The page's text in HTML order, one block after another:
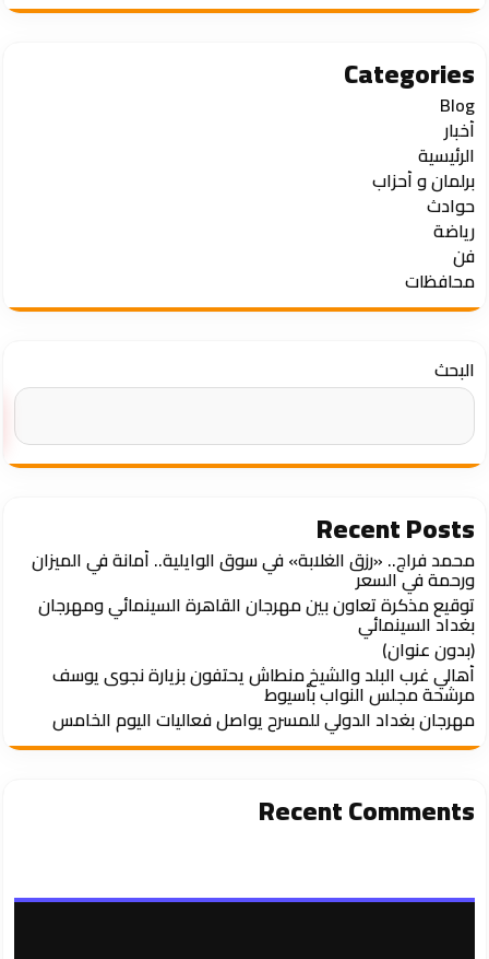
Categories
Blog
أخبار
الرئيسية
برلمان و أحزاب
حوادث
رياضة
فن
محافظات
البحث
Recent Posts
محمد فراج.. «رزق الغلابة» في سوق الوايلية.. أمانة في الميزان
ورحمة في السعر
توقيع مذكرة تعاون بين مهرجان القاهرة السينمائي ومهرجان
بغداد السينمائي
(بدون عنوان)
أهالي غرب البلد والشيخ منطاش يحتفون بزيارة نجوى يوسف
مرشحة مجلس النواب بأسيوط
مهرجان بغداد الدولي للمسرح يواصل فعاليات اليوم الخامس
Recent Comments